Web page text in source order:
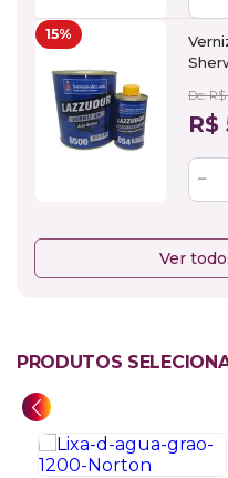
15%
De: R$
R$
−
Ver
PRODUTOS